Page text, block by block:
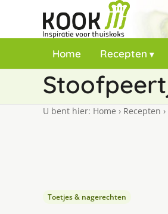
Home Recepten
U bent hier: Home › Recepten ›
Toetjes & nagerechten